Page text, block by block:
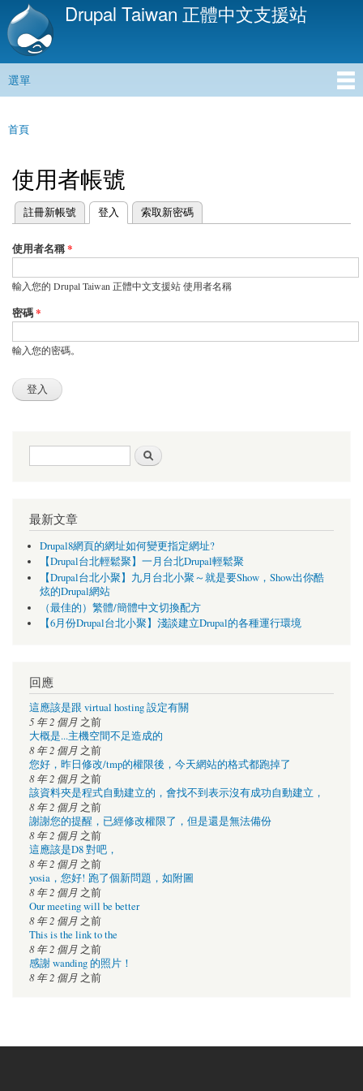
移
內
Drupal Taiwan 正體中文支援站
主選單
選單
您在這裡
首頁
使用者帳號
主要索引標籤
註冊新帳號 登入
(作用中頁籤) 索取新密碼
使用者名稱*
輸入您的 Drupal Taiwan 正體中文支援站 使用者名稱
密碼*
輸入您的密碼。
搜尋表單
最新文章
Drupal8網頁的網址如何變更指定網址?
【Drupal台北輕鬆聚】一月台北Drupal輕鬆聚
【Drupal台北小聚】九月台北小聚～就是要Show，Show出你酷
炫的Drupal網站
（最佳的）繁體/簡體中文切換配方
【6月份Drupal台北小聚】淺談建立Drupal的各種運行環境
回應
這應該是跟 virtual hosting 設定有關
5 年 2 個月 之前
大概是...主機空間不足造成的
8 年 2 個月 之前
您好，昨日修改/tmp的權限後，今天網站的格式都跑掉了
8 年 2 個月 之前
該資料夾是程式自動建立的，會找不到表示沒有成功自動建立，
8 年 2 個月 之前
謝謝您的提醒，已經修改權限了，但是還是無法備份
8 年 2 個月 之前
這應該是D8 對吧，
8 年 2 個月 之前
yosia，您好! 跑了個新問題，如附圖
8 年 2 個月 之前
Our meeting will be better
8 年 2 個月 之前
This is the link to the
8 年 2 個月 之前
感謝 wanding 的照片！
8 年 2 個月 之前